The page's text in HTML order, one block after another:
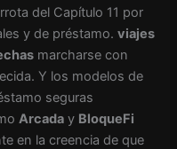
del Capítulo 11 por
y de préstamo.viajes
marcharse con
Y los modelos de
seguras
Arcada y BloqueFi
en la creencia de que